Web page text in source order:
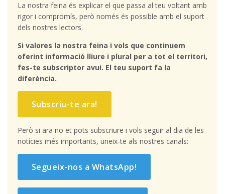
La nostra feina és explicar el que passa al teu voltant amb
rigor i compromís, però només és possible amb el suport
dels nostres lectors.
Si valores la nostra feina i vols que continuem
oferint informació lliure i plural per a tot el territori,
fes-te subscriptor avui. El teu suport fa la
diferència.
Subscriu-te ara!
Però si ara no et pots subscriure i vols seguir al dia de les
notícies més importants, uneix-te als nostres canals:
Segueix-nos a WhatsApp!